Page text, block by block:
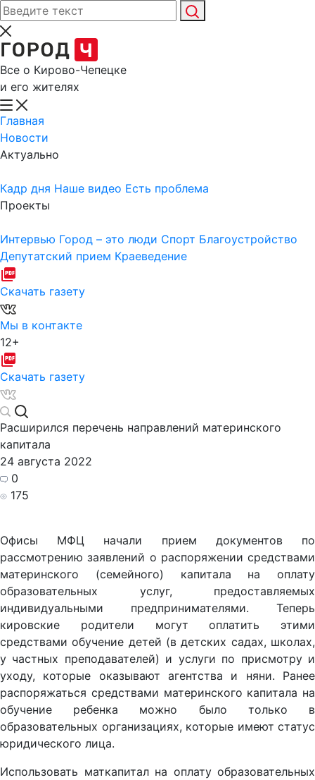
Все о Кирово-Чепецке
и его жителях
Главная
Новости
Актуально
Кадр дня Наше видео Есть проблема
Проекты
Интервью Город – это люди Спорт Благоустройство
Депутатский прием Краеведение
Скачать газету
Мы в контакте
12+
Скачать газету
Расширился перечень направлений материнского
капитала
24 августа 2022
0
175
Офисы МФЦ начали прием документов по
рассмотрению заявлений о распоряжении средствами
материнского (семейного) капитала на оплату
образовательных услуг, предоставляемых
индивидуальными предпринимателями. Теперь
кировские родители могут оплатить этими
средствами обучение детей (в детских садах, школах,
у частных преподавателей) и услуги по присмотру и
уходу, которые оказывают агентства и няни. Ранее
распоряжаться средствами материнского капитала на
обучение ребенка можно было только в
образовательных организациях, которые имеют статус
юридического лица.
Использовать маткапитал на оплату образовательных